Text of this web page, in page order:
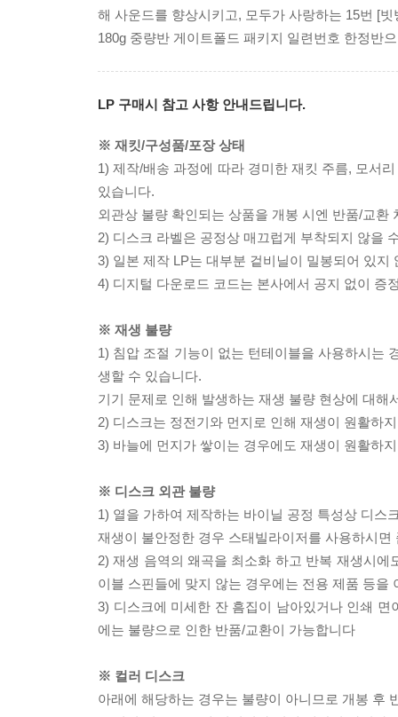
해 사운드를 향상시키고, 모두가 사랑하는 15번 [
180g 중량반 게이트폴드 패키지 일련번호 한정반
LP 구매시 참고 사항 안내드립니다.
※ 재킷/구성품/포장 상태
1) 제작/배송 과정에 따라 경미한 재킷 주름, 모서
있습니다.
외관상 불량 확인되는 상품을 개봉 시엔 반품/교환
2) 디스크 라벨은 공정상 매끄럽게 부착되지 않을
3) 일본 제작 LP는 대부분 겉비닐이 밀봉되어 있지
4) 디지털 다운로드 코드는 본사에서 공지 없이 증
※ 재생 불량
1) 침압 조절 기능이 없는 턴테이블을 사용하시는
생할 수 있습니다.
기기 문제로 인해 발생하는 재생 불량 현상에 대
2) 디스크는 정전기와 먼지로 인해 재생이 원활하
3) 바늘에 먼지가 쌓이는 경우에도 재생이 원활하
※ 디스크 외관 불량
1) 열을 가하여 제작하는 바이닐 공정 특성상 디스
재생이 불안정한 경우 스태빌라이저를 사용하시
2) 재생 음역의 왜곡을 최소화 하고 반복 재생시
이블 스핀들에 맞지 않는 경우에는 전용 제품 등
3) 디스크에 미세한 잔 흠집이 남아있거나 인쇄
에는 불량으로 인한 반품/교환이 가능합니다
※ 컬러 디스크
아래에 해당하는 경우는 불량이 아니므로 개봉 후